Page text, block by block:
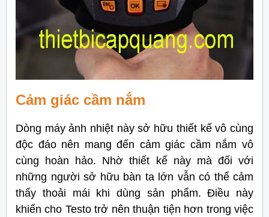
Cảm giác cầm nắm
Dòng máy ảnh nhiệt này sở hữu thiết kế vô cùng
độc đáo nên mang đến cảm giác cầm nắm vô
cùng hoàn hảo. Nhờ thiết kế này mà đối với
những người sở hữu bàn ta lớn vẫn có thể cảm
thấy thoải mái khi dùng sản phẩm. Điều này
khiến cho Testo trở nên thuận tiện hơn trong việc